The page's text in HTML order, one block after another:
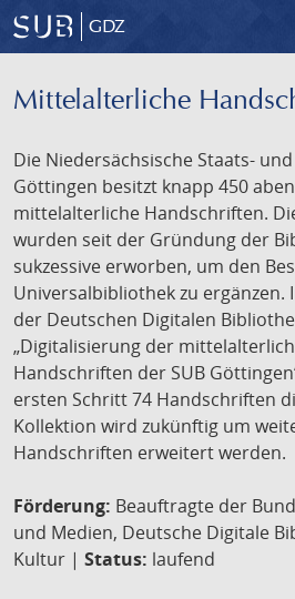
GDZ
Mittelalterliche
Die Niedersächsische Staats-
Göttingen besitzt knapp 450
mittelalterliche Handschriften.
wurden seit der Gründung der
sukzessive erworben, um den
Universalbibliothek zu ergänzen.
der Deutschen Digitalen
„Digitalisierung der
Handschriften der SUB
ersten Schritt 74 Handschriften
Kollektion wird zukünftig um
Handschriften erweitert werden.
Förderung: Beauftragte der
und Medien, Deutsche Digitale
Kultur | Status: laufend